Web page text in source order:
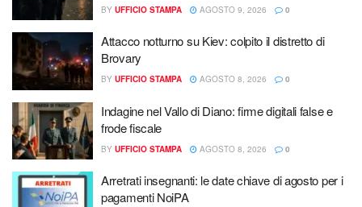
BY UFFICIO STAMPA AGOSTO 9, 2026 0
Attacco notturno su Kiev: colpito il distretto di
Brovary
BY UFFICIO STAMPA AGOSTO 8, 2026 0
Indagine nel Vallo di Diano: firme digitali false e
frode fiscale
BY UFFICIO STAMPA AGOSTO 8, 2026 0
Arretrati insegnanti: le date chiave di agosto per i
pagamenti NoiPA